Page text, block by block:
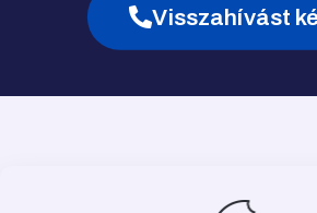
Visszahívást